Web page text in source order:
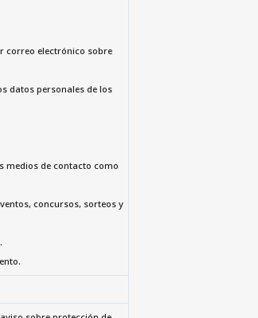
correo electrónico sobre
datos personales de los
medios de contacto como
concursos, sorteos y